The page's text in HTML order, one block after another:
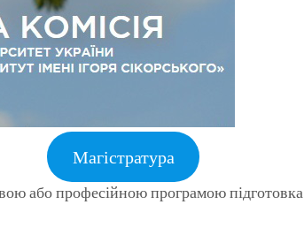
Магістратура
або професійною програмою підготовка